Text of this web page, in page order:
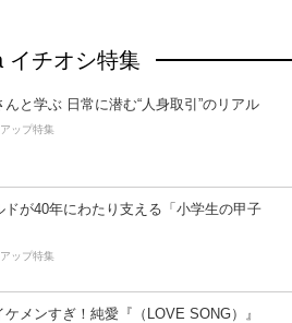
イチオシ特集
んと学ぶ 日常に潜む“人身取引”のリアル
ップ特集
ドが40年にわたり支える「小学生の甲子
ップ特集
ケメンすぎ！純愛『（LOVE SONG）』